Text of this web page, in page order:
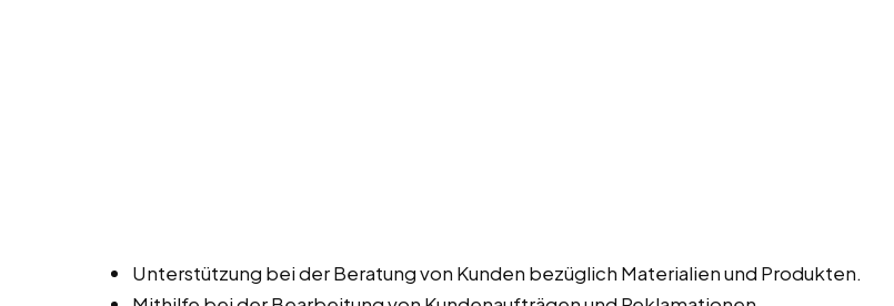
Unterstützung bei der Beratung von Kunden bezüglich Materialien und Produkten.